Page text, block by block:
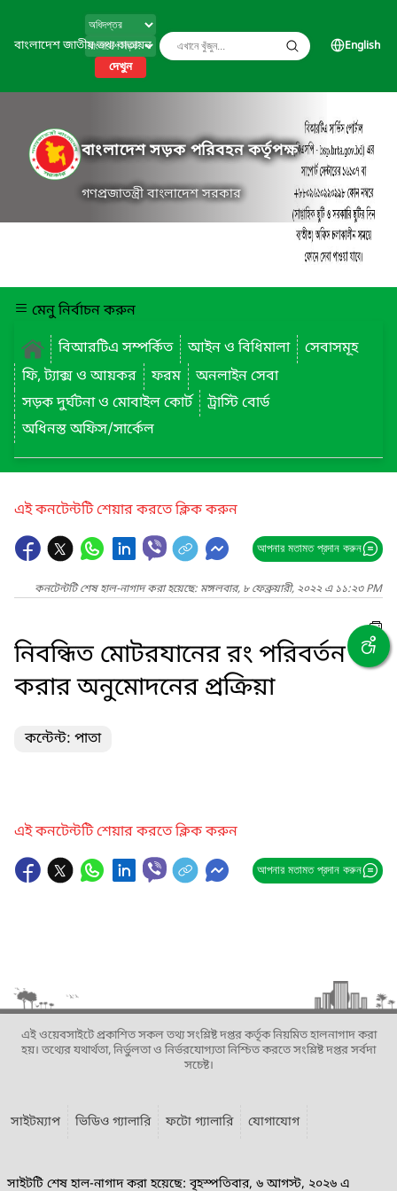
বাংলাদেশ জাতীয় তথ্য বাতায়ন
দেখুন
English
বাংলাদেশ সড়ক পরিবহন কর্তৃপক্ষ
গণপ্রজাতন্ত্রী বাংলাদেশ সরকার
মেনু নির্বাচন করুন
বিআরটিএ সম্পর্কিত
আইন ও বিধিমালা
সেবাসমূহ
ফি, ট্যাক্স ও আয়কর
ফরম
অনলাইন সেবা
সড়ক দুর্ঘটনা ও মোবাইল কোর্ট
ট্রাস্টি বোর্ড
অধিনস্ত অফিস/সার্কেল
এই কনটেন্টটি শেয়ার করতে ক্লিক করুন
আপনার মতামত প্রদান করুন
কনটেন্টটি শেষ হাল-নাগাদ করা হয়েছে: মঙ্গলবার, ৮ ফেব্রুয়ারী, ২০২২ এ ১১:২৩ PM
নিবন্ধিত মোটরযানের রং পরিবর্তন
করার অনুমোদনের প্রক্রিয়া
কন্টেন্ট: পাতা
এই কনটেন্টটি শেয়ার করতে ক্লিক করুন
আপনার মতামত প্রদান করুন
এই ওয়েবসাইটে প্রকাশিত সকল তথ্য সংশ্লিষ্ট দপ্তর কর্তৃক নিয়মিত হালনাগাদ করা
হয়। তথ্যের যথার্থতা, নির্ভুলতা ও নির্ভরযোগ্যতা নিশ্চিত করতে সংশ্লিষ্ট দপ্তর সর্বদা
সচেষ্ট।
সাইটম্যাপ ভিডিও গ্যালারি ফটো গ্যালারি যোগাযোগ
সাইটটি শেষ হাল-নাগাদ করা হয়েছে: বৃহস্পতিবার, ৬ আগস্ট, ২০২৬ এ